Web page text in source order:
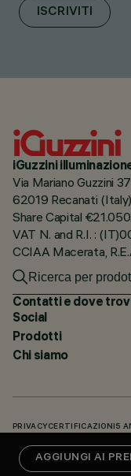
AGGIUNGI AI
ISCRIVITI
iGuzzini
Via Mariano Guzzini 37
62019 Recanati (Italy)
Share Capital
VAT N. and R.I. :
CCIAA Macerata,
Contatti e dove
Social
Prodotti
Chi siamo
PRIVACY CERTIFICAZIONI 5
KNOWLEDGE BASE (LOGIN